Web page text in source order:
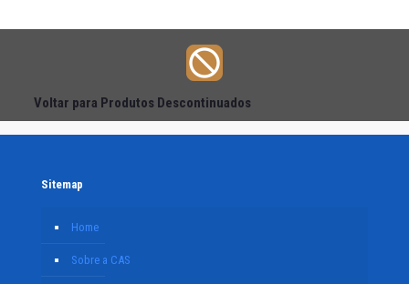
Voltar para Produtos Descontinuados
Sitemap
Home
Sobre a CAS